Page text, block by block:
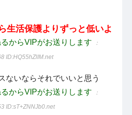
生活保護よりずっと低いよ
からVIPがお送りします ：
ID:HQ55hZlIM.net
ないならそれでいいと思う
からVIPがお送りします ：
ID:sT+ZNNJb0.net